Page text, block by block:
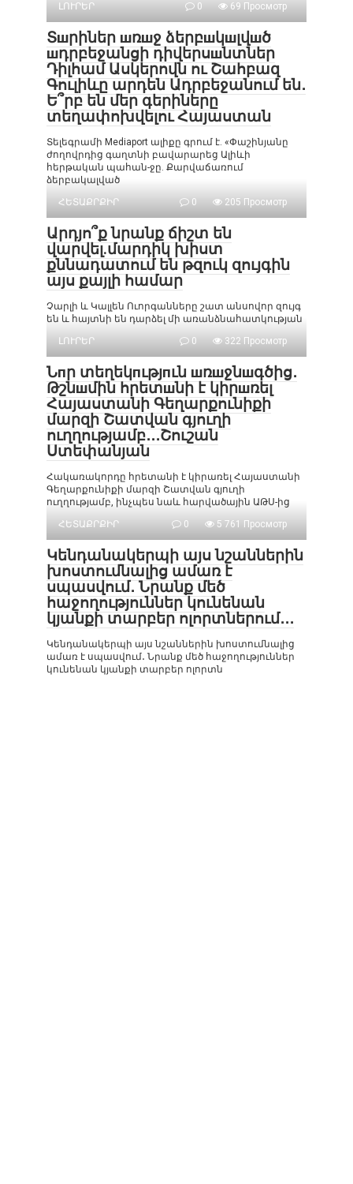
ԼՈՒՐԵՐ
0 69 Просмотр
Տшրիներ шռшջ ձերբшկшլվшծ
шդրբեջանցի դիվերսшնտներ
Դիլհամ Ասկերովն ու Շահբազ
Գուլիևը արդեն Ադրբեջանում են․
Ե՞րբ են մեր գերիները
տեղափոխվելու Հայաստան
Տելեգրամի Mediaport ալիքը գրում է. «Փաշինյանը
ժողովրդից գաղտնի բավարարեց Ալիևի
հերթական պահան-ջը. Քարվաճառում
ձերբակալված
ՀԵՏԱՔՐՔԻՐ
0 205 Просмотр
Արդյո՞ք նրանք ճիշտ են
վարվել.մարդիկ խիստ
քննադատում են թզուկ զույգին
այս քայլի համար
Չարլի և Կալլեն Ուորգանները շատ անսովոր զույգ
են և հայտնի են դարձել մի առանձնահատկության
ԼՈՒՐԵՐ
0 322 Просмотр
Նпր տեղեկпւթյпւն шռшջնшգծից․
Թշնшմին հրետшնի է կիրшռել
Հայաստանի Գեղարքունիքի
մարզի Շատվան գյուղի
ուղղությամբ․․․Շուշան
Ստեփանյան
Հակառակորդը հրետանի է կիրառել Հայաստանի
Գեղարքունիքի մարզի Շատվան գյուղի
ուղղությամբ, ինչպես նաև հարվածային ԱԹՍ-ից
ՀԵՏԱՔՐՔԻՐ
0 5 761 Просмотр
Կենդանակերպի այս նշաններին
խոստումնալից ամառ է
սպասվում․ Նրանք մեծ
հաջողություններ կունենան
կյանքի տարբեր ոլորտներում․․․
Կենդանակերպի այս նշաններին խոստումնալից
ամառ է սպասվում․ Նրանք մեծ հաջողություններ
կունենան կյանքի տարբեր ոլորտն